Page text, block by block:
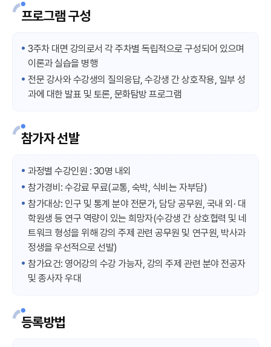
프로그램 구성
3주차 대면 강의로서 각 주차별 독립적으로 구성되어 있으며
이론과 실습을 병행
전문 강사와 수강생의 질의응답, 수강생 간 상호작용, 일부 성
과에 대한 발표 및 토론, 문화탐방 프로그램
참가자 선발
과정별 수강인원 : 30명 내외
참가경비: 수강료 무료(교통, 숙박, 식비는 자부담)
참가대상: 인구 및 통계 분야 전문가, 담당 공무원, 국내 외· 대
학원생 등 연구 역량이 있는 희망자(수강생 간 상호협력 및 네
트워크 형성을 위해 강의 주제 관련 공무원 및 연구원, 박사과
정생을 우선적으로 선발)
참가요건: 영어강의 수강 가능자, 강의 주제 관련 분야 전공자
및 종사자 우대
등록방법